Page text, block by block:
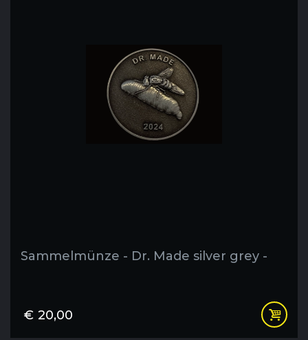
Sammelmünze - Dr. Made silver grey -
€ 20,00